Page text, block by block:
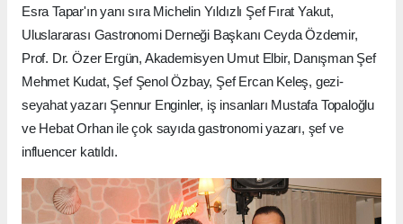
Esra Tapar'ın yanı sıra Michelin Yıldızlı Şef Fırat Yakut,
Uluslararası Gastronomi Derneği Başkanı Ceyda Özdemir,
Prof. Dr. Özer Ergün, Akademisyen Umut Elbir, Danışman Şef
Mehmet Kudat, Şef Şenol Özbay, Şef Ercan Keleş, gezi-
seyahat yazarı Şennur Enginler, iş insanları Mustafa Topaloğlu
ve Hebat Orhan ile çok sayıda gastronomi yazarı, şef ve
influencer katıldı.